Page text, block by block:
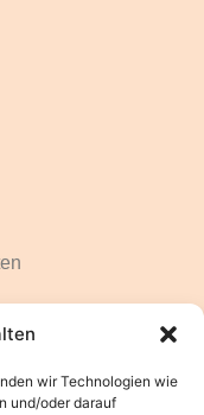
wir Technologien wie
und/oder darauf